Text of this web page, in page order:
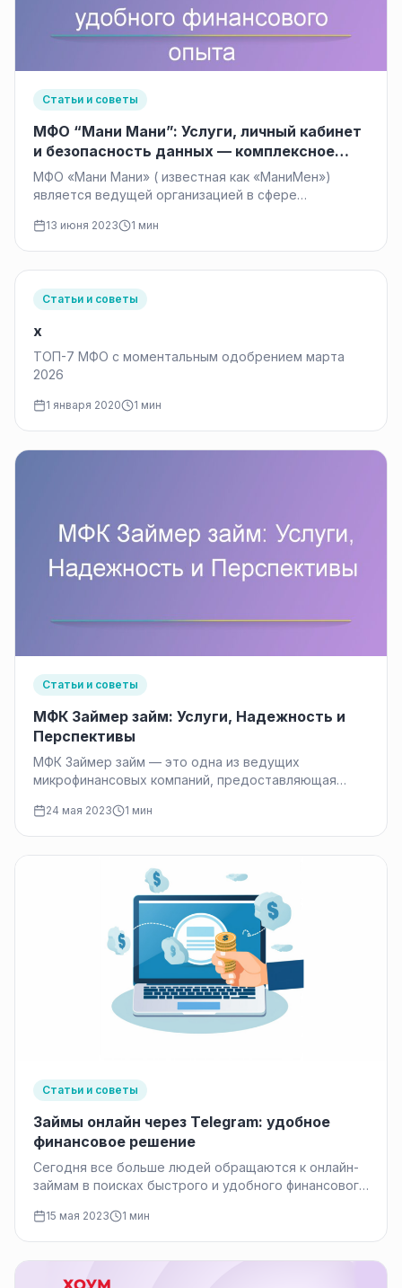
Статьи и советы
МФО “Мани Мани”: Услуги, личный кабинет
и безопасность данных — комплексное
решение для удобного финансового опыта
МФО «Мани Мани» ( известная как «МаниМен»)
является ведущей организацией в сфере
спектр услуг,…
13 июня 2023 1 мин
Статьи и советы
x
ТОП-7 МФО с моментальным одобрением марта
2026
1 января 2020 1 мин
Статьи и советы
МФК Займер займ: Услуги, Надежность и
Перспективы
МФК Займер займ — это одна из ведущих
микрофинансовых компаний, предоставляющая
24 мая 2023 1 мин
Статьи и советы
Займы онлайн через Telegram: удобное
финансовое решение
Сегодня все больше людей обращаются к онлайн-
займам в поисках быстрого и удобного финансового
15 мая 2023 1 мин